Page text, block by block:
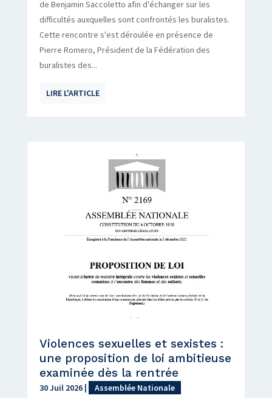
de Benjamin Saccoletto afin d'échanger sur les
difficultés auxquelles sont confrontés les buralistes.
Cette rencontre s'est déroulée en présence de
Pierre Romero, Président de la Fédération des
buralistes des...
LIRE L'ARTICLE
Violences sexuelles et sexistes :
une proposition de loi ambitieuse
examinée dès la rentrée
30 Juil 2026|
Assemblée Nationale